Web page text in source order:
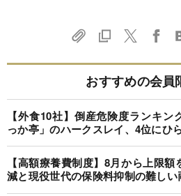
おすすめの会員
【外食10社】倒産危険度ランキ
っか亭」のハークスレイ、4位にひ
【高額療養費制度】8月から上限
減と現役世代の保険料抑制の難しい